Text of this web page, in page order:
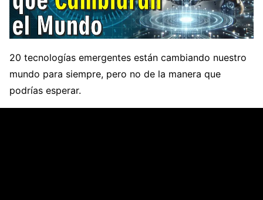
20 tecnologías emergentes están cambiando nuestro
mundo para siempre, pero no de la manera que
podrías esperar.